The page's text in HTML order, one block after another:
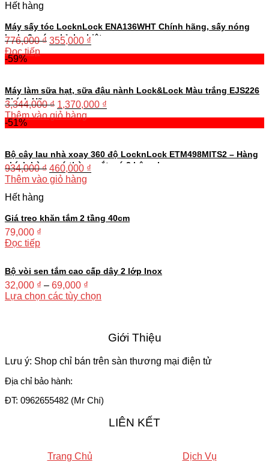
Hết hàng
Máy sấy tóc LocknLock ENA136WHT Chính hãng, sấy nóng
lạnh, 3 mức chỉnh nhiệt
776,000₫ 355,000 ₫
Đọc tiếp
-59%
Máy làm sữa hạt, sữa đậu nành Lock&Lock Màu trắng EJS226
Chính Hãng
3,344,000₫ 1,370,000 ₫
Thêm vào giỏ hàng
-51%
Bộ cây lau nhà xoay 360 độ LocknLock ETM498MITS2 – Hàng
chính hàng, có thùng vắt, có 3 bông lau
934,000₫ 460,000 ₫
Thêm vào giỏ hàng
Hết hàng
Giá treo khăn tắm 2 tầng 40cm
79,000 ₫
Đọc tiếp
Bộ vòi sen tắm cao cấp dây 2 lớp Inox
32,000 ₫ – 69,000 ₫
Lựa chọn các tùy chọn
Giới Thiệu
Lưu ý: Shop chỉ bán trên sàn thương mại điện tử
Địa chỉ bảo hành:
ĐT: 0962655482 (Mr Chí)
LIÊN KẾT
Trang Chủ
Dịch Vụ